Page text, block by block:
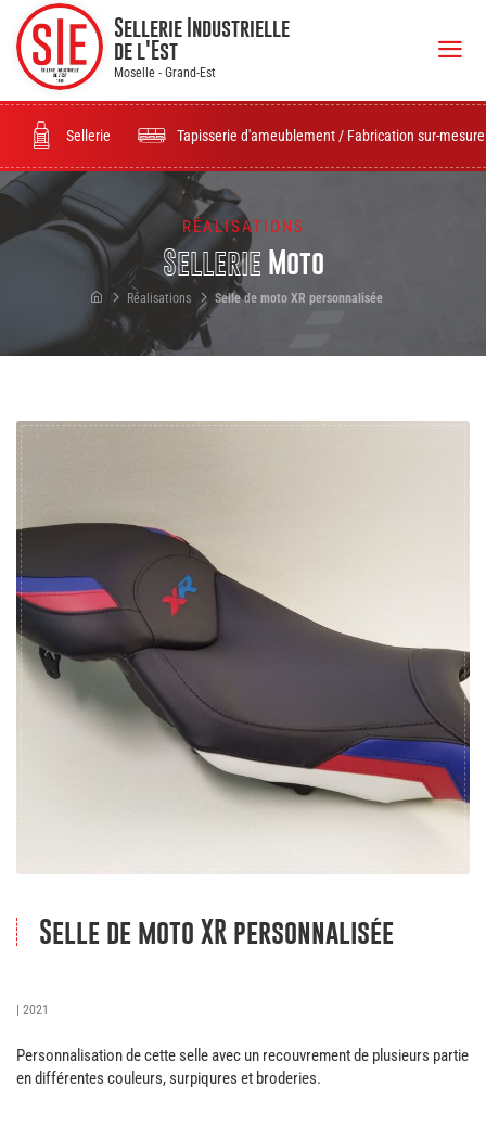
Sellerie Industrielle
de l'Est
Moselle - Grand-Est
Sellerie Tapisserie d'ameublement / Fabrication sur-mesure
RÉALISATIONS
Sellerie Moto
Réalisations Selle de moto XR personnalisée
Selle de moto XR personnalisée
| 2021
Personnalisation de cette selle avec un recouvrement de plusieurs partie
en différentes couleurs, surpiqures et broderies.